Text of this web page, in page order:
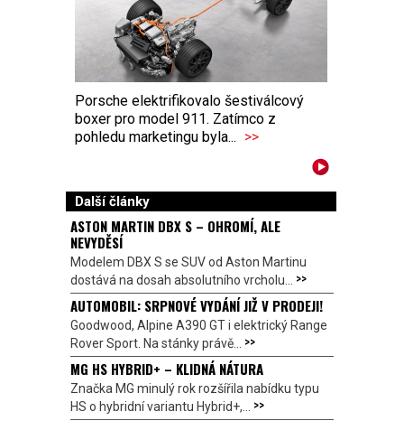
Porsche elektrifikovalo šestiválcový
boxer pro model 911. Zatímco z
pohledu marketingu byla... >>
Další články
ASTON MARTIN DBX S – OHROMÍ, ALE
NEVYDĚSÍ
Modelem DBX S se SUV od Aston Martinu
dostává na dosah absolutního vrcholu... >>
AUTOMOBIL: SRPNOVÉ VYDÁNÍ JIŽ V PRODEJI!
Goodwood, Alpine A390 GT i elektrický Range
Rover Sport. Na stánky právě... >>
MG HS HYBRID+ – KLIDNÁ NÁTURA
Značka MG minulý rok rozšířila nabídku typu
HS o hybridní variantu Hybrid+,... >>